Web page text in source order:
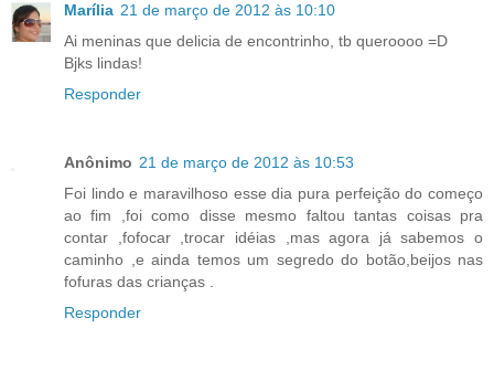
Marília 21 de março de 2012 às 10:10
Ai meninas que delicia de encontrinho, tb queroooo =D
Bjks lindas!
Responder
Anônimo 21 de março de 2012 às 10:53
Foi lindo e maravilhoso esse dia pura perfeição do começo
ao fim ,foi como disse mesmo faltou tantas coisas pra
contar ,fofocar ,trocar idéias ,mas agora já sabemos o
caminho ,e ainda temos um segredo do botão,beijos nas
fofuras das crianças .
Responder